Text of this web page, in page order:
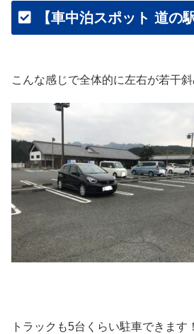
【車中泊スポット 道の
こんな感じで全体的に左右が若干斜
トラックも5台くらい駐車できます！